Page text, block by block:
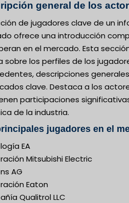
general de los
de jugadores clave de un
ofrece una introducción
en el mercado. Esta
sobre los perfiles de los
descripciones
clave. Destaca a los
participaciones
de la industria.
jugadores en el
EA
Mitsubishi Electric
AG
Eaton
Qualitrol LLC